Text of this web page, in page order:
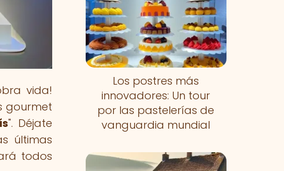
vida!
gourmet
". Déjate
últimas
todos
Los postres más
innovadores: Un tour
por las pastelerías de
vanguardia mundial